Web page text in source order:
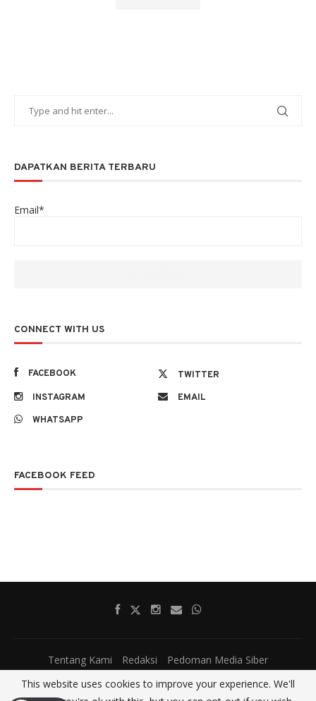
DAPATKAN BERITA TERBARU
Email*
CONNECT WITH US
FACEBOOK
TWITTER
INSTAGRAM
EMAIL
WHATSAPP
FACEBOOK FEED
Tentang Kami Redaksi Pedoman Media Siber
@2017 - All Right Reserved.SatumenitNews
This website uses cookies to improve your experience. We'll